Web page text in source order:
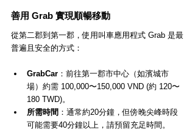
善用 Grab 實現順暢移動
從第二郡到第一郡，使用叫車應用程式 Grab 是最
普遍且安全的方式：
GrabCar ：前往第一郡市中心（如濱城市
場）約需 100,000〜150,000 VND (約 120〜
180 TWD)。
所需時間 ：通常約20分鐘，但傍晚尖峰時段
可能需要40分鐘以上，請預留充足時間。